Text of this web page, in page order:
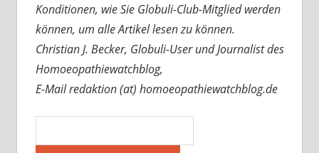
Konditionen, wie Sie Globuli-Club-Mitglied werden
können, um alle Artikel lesen zu können.
Christian J. Becker, Globuli-User und Journalist des
Homoeopathiewatchblog,
E-Mail redaktion (at) homoeopathiewatchblog.de